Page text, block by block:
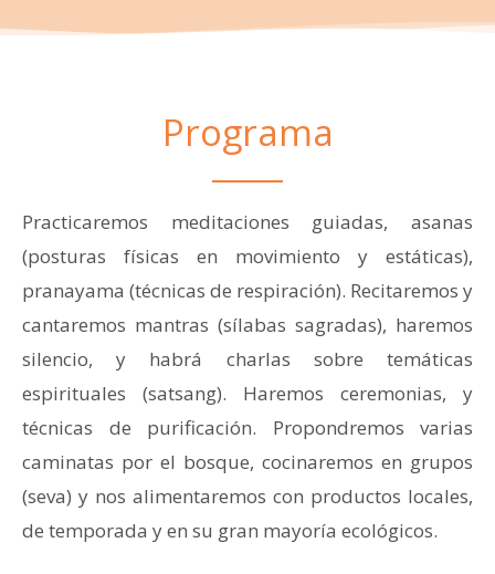
Programa
Practicaremos meditaciones guiadas, asanas
(posturas físicas en movimiento y estáticas),
pranayama (técnicas de respiración). Recitaremos y
cantaremos mantras (sílabas sagradas), haremos
silencio, y habrá charlas sobre temáticas
espirituales (satsang). Haremos ceremonias, y
técnicas de purificación. Propondremos varias
caminatas por el bosque, cocinaremos en grupos
(seva) y nos alimentaremos con productos locales,
de temporada y en su gran mayoría ecológicos.